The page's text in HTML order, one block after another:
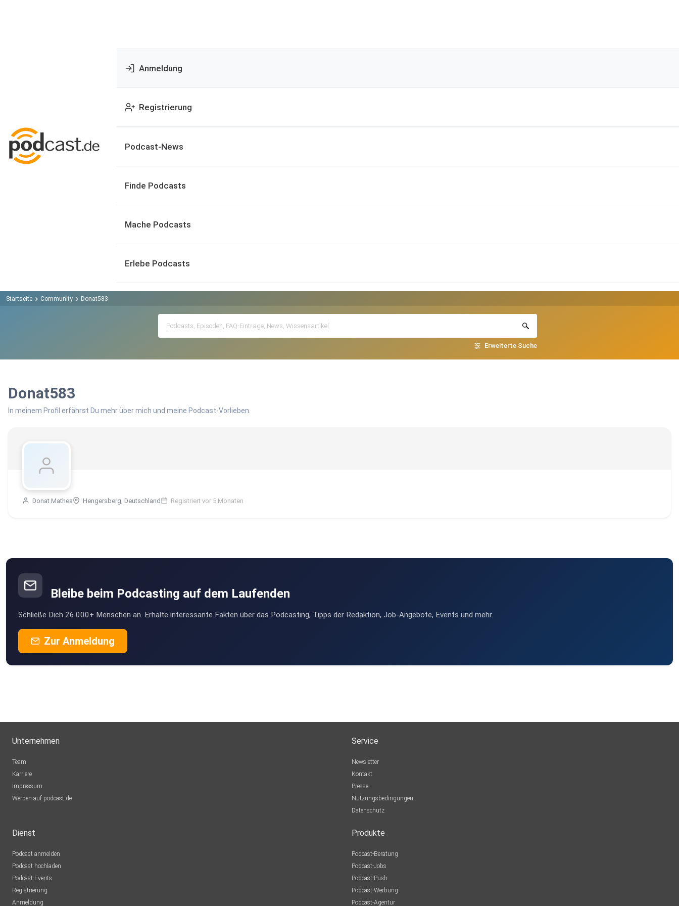
Anmeldung
Registrierung
Podcast-News
Finde Podcasts
Mache Podcasts
Erlebe Podcasts
Startseite Community Donat583
Erweiterte Suche
Donat583
In meinem Profil erfährst Du mehr über mich und meine Podcast-Vorlieben.
Donat Mathea Hengersberg, Deutschland Registriert vor 5 Monaten
Bleibe beim Podcasting auf dem Laufenden
Schließe Dich 26.000+ Menschen an. Erhalte interessante Fakten über das Podcasting, Tipps der Redaktion, Job-Angebote, Events und mehr.
Zur Anmeldung
Unternehmen
Team
Karriere
Impressum
Werben auf podcast.de
Service
Newsletter
Kontakt
Presse
Nutzungsbedingungen
Datenschutz
Dienst
Podcast anmelden
Podcast hochladen
Podcast-Events
Registrierung
Anmeldung
Produkte
Podcast-Beratung
Podcast-Jobs
Podcast-Push
Podcast-Werbung
Podcast-Agentur